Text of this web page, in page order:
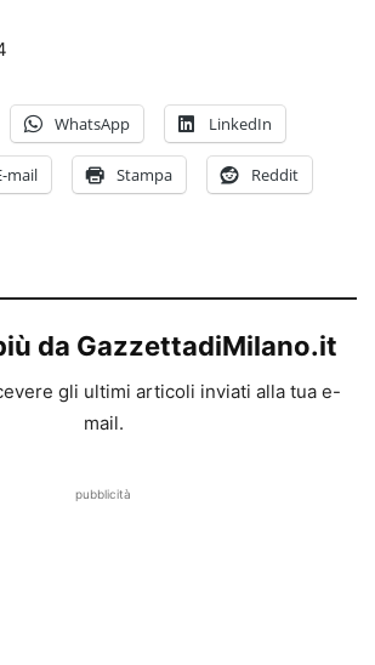
WhatsApp LinkedIn
mail Stampa Reddit
da GazzettadiMilano.it
gli ultimi articoli inviati alla tua e-
mail.
pubblicità